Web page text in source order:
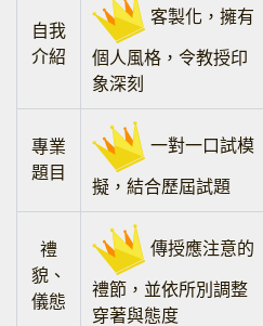
自我
介紹
客製化，擁有
個人風格，令教授印
象深刻
專業
題目
一對一口試模
擬，結合歷屆試題
禮
貌、
儀態
傳授應注意的
禮節，並依所別調整
穿著與態度